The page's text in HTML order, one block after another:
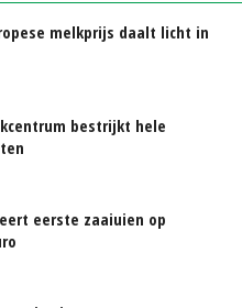
melkprijs daalt licht in
bestrijkt hele
eerste zaaiuien op